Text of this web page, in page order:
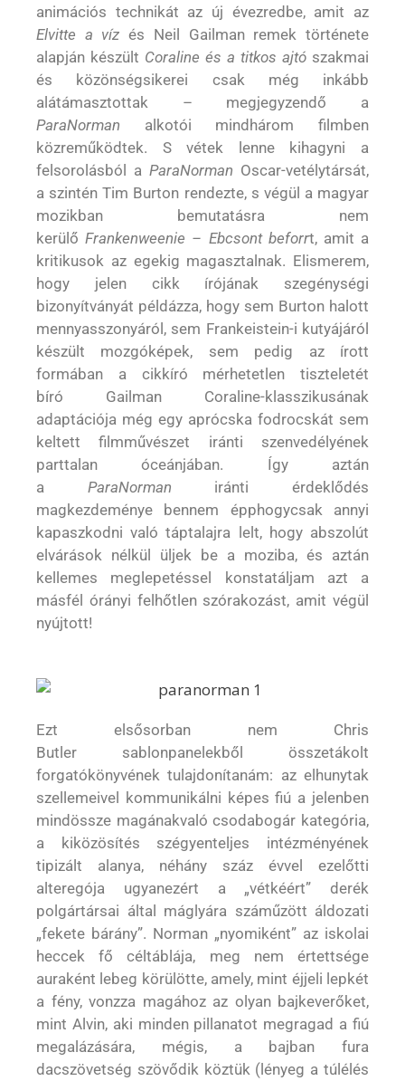
animációs technikát az új évezredbe, amit az
Elvitte a víz és Neil Gailman remek története
alapján készült Coraline és a titkos ajtó szakmai
és közönségsikerei csak még inkább
alátámasztottak – megjegyzendő a
ParaNorman alkotói mindhárom filmben
közreműködtek. S vétek lenne kihagyni a
felsorolásból a ParaNorman Oscar-vetélytársát,
a szintén Tim Burton rendezte, s végül a magyar
mozikban bemutatásra nem
kerülőFrankenweenie – Ebcsont beforrt, amit a
kritikusok az egekig magasztalnak. Elismerem,
hogy jelen cikk írójának szegénységi
bizonyítványát példázza, hogy sem Burton halott
mennyasszonyáról, sem Frankeistein-i kutyájáról
készült mozgóképek, sem pedig az írott
formában a cikkíró mérhetetlen tiszteletét
bíró Gailman Coraline-klasszikusának
adaptációja még egy aprócska fodrocskát sem
keltett filmművészet iránti szenvedélyének
parttalan óceánjában. Így aztán
a ParaNorman iránti érdeklődés
magkezdeménye bennem épphogycsak annyi
kapaszkodni való táptalajra lelt, hogy abszolút
elvárások nélkül üljek be a moziba, és aztán
kellemes meglepetéssel konstatáljam azt a
másfél órányi felhőtlen szórakozást, amit végül
nyújtott!
Ezt elsősorban nem Chris
Butler sablonpanelekből összetákolt
forgatókönyvének tulajdonítanám: az elhunytak
szellemeivel kommunikálni képes fiú a jelenben
mindössze magánakvaló csodabogár kategória,
a kiközösítés szégyenteljes intézményének
tipizált alanya, néhány száz évvel ezelőtti
alteregója ugyanezért a „vétkéért” derék
polgártársai által máglyára száműzött áldozati
„fekete bárány”. Norman „nyomiként” az iskolai
heccek fő céltáblája, meg nem értettsége
auraként lebeg körülötte, amely, mint éjjeli lepkét
a fény, vonzza magához az olyan bajkeverőket,
mint Alvin, aki minden pillanatot megragad a fiú
megalázására, mégis, a bajban fura
dacszövetség szövődik köztük (lényeg a túlélés